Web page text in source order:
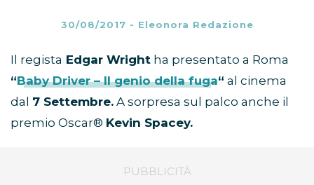
30/08/2017 - Eleonora Redazione
Il regista Edgar Wright ha presentato a Roma
“Baby Driver – Il genio della fuga“ al cinema
dal 7 Settembre. A sorpresa sul palco anche il
premio Oscar® Kevin Spacey.